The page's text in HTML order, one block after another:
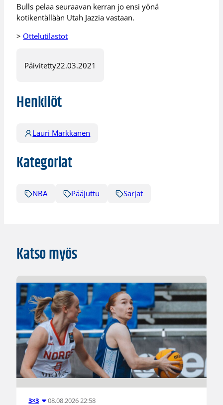
Bulls pelaa seuraavan kerran jo ensi yönä
kotikentällään Utah Jazzia vastaan.
> Ottelutilastot
Päivitetty22.03.2021
Henkilöt
Lauri Markkanen
Kategoriat
NBA Pääjuttu Sarjat
Katso myös
3×3 08.08.2026 22:58